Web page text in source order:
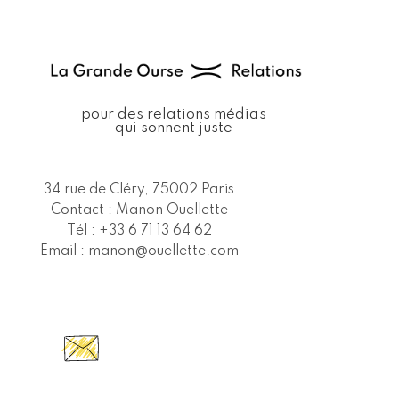
pour des relations médias
qui sonnent juste
34 rue de Cléry, 75002 Paris
Contact : Manon Ouellette
Tél : +33 6 71 13 64 62
Email : manon@ouellette.com